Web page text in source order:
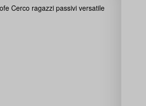
Cerco ragazzi passivi versatile